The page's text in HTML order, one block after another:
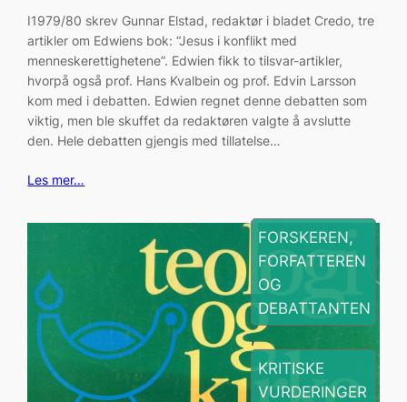
I1979/80 skrev Gunnar Elstad, redaktør i bladet Credo, tre
artikler om Edwiens bok: “Jesus i konflikt med
menneskerettighetene”. Edwien fikk to tilsvar-artikler,
hvorpå også prof. Hans Kvalbein og prof. Edvin Larsson
kom med i debatten. Edwien regnet denne debatten som
viktig, men ble skuffet da redaktøren valgte å avslutte
den. Hele debatten gjengis med tillatelse…
Les mer…
FORSKEREN,
FORFATTEREN
OG
DEBATTANTEN
,
KRITISKE
VURDERINGER